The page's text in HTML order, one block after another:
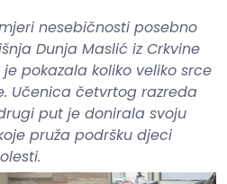
nesebičnosti posebno
Dunja Maslić iz Crkvine
pokazala koliko veliko srce
Učenica četvrtog razreda
put je donirala svoju
pruža podršku djeci